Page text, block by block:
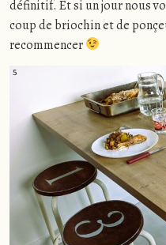
définitif. Et si un jour nous
coup de briochin et de
recommencer